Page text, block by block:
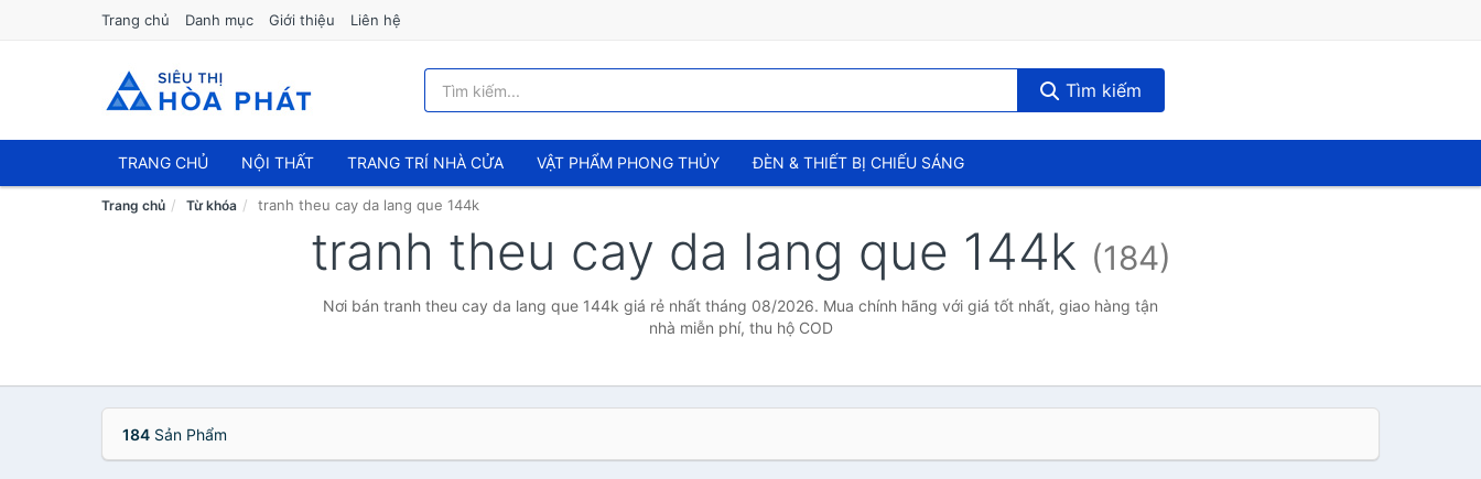
Trang chủ Danh mục Giới thiệu Liên hệ
Tìm kiếm
TRANG CHỦ NỘI THẤT TRANG TRÍ NHÀ CỬA VẬT PHẨM PHONG THỦY ĐÈN & THIẾT BỊ CHIẾU SÁNG
Trang chủ Từ khóa tranh theu cay da lang que 144k
tranh theu cay da lang que 144k (184)
Nơi bán tranh theu cay da lang que 144k giá rẻ nhất tháng 08/2026. Mua chính hãng với giá tốt nhất, giao hàng tận
nhà miễn phí, thu hộ COD
184 Sản Phẩm